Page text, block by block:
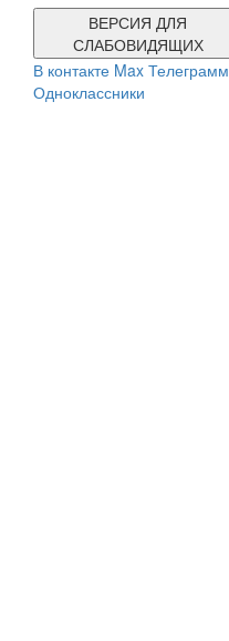
ВЕРСИЯ ДЛЯ
СЛАБОВИДЯЩИХ
В контакте Max Телеграмм
Одноклассники